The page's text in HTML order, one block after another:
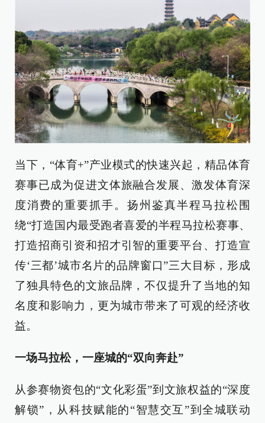
当下，“体育+”产业模式的快速兴起，精品体育
赛事已成为促进文体旅融合发展、激发体育深
度消费的重要抓手。扬州鉴真半程马拉松围
绕“打造国内最受跑者喜爱的半程马拉松赛事、
打造招商引资和招才引智的重要平台、打造宣
传‘三都’城市名片的品牌窗口”三大目标，形成
了独具特色的文旅品牌，不仅提升了当地的知
名度和影响力，更为城市带来了可观的经济收
益。
一场马拉松，一座城的“双向奔赴”
从参赛物资包的“文化彩蛋”到文旅权益的“深度
解锁”，从科技赋能的“智慧交互”到全城联动